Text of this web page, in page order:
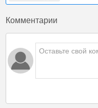
Комментарии